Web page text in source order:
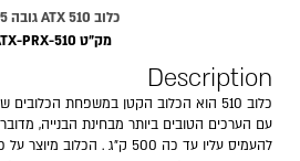
כלוב 510 ATX גובה 1.95
מק"ט ATX-PRX-510
Description
עם הערכים הטובים ביותר מבחינת הבנייה, מדובר
להעמיס עליו עד כה 500 ק"ג .